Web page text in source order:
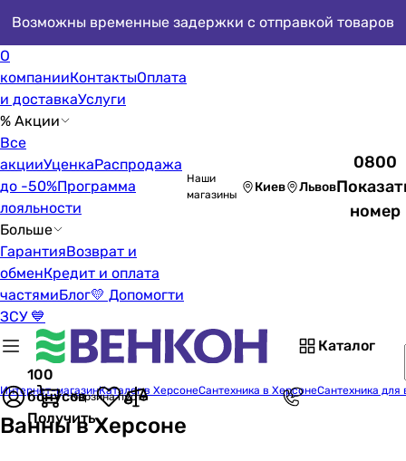
Возможны временные задержки с отправкой товаров
О
компанииКонтактыОплата
и доставкаУслуги
% Акции
Все
акцииУценкаРаспродажа
до -50%Программа
лояльности
Больше
ГарантияВозврат и
обменКредит и оплата
частямиБлог💛 Допомогти
ЗСУ 💙
Наши
магазины
Киев Львов
0800
номер
Каталог
100
бонусов
Получить
Корзина пуста
Интернет-магазинКаталог в ХерсонеСантехника в ХерсонеСантехника
Ванны в Херсоне